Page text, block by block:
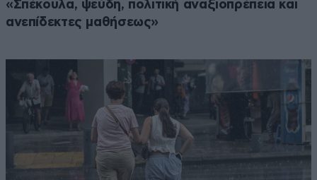
«Σπέκουλα, ψεύδη, πολιτική αναξιοπρέπεια και
ανεπίδεκτες μαθήσεως»